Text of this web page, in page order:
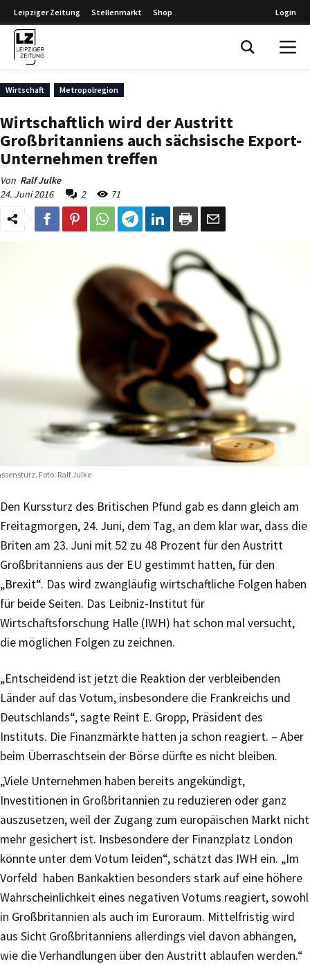
Leipziger Zeitung Stellenmarkt Shop Login
Wirtschaft Metropolregion
Wirtschaftlich wird der Austritt
Großbritanniens auch sächsische Export-
Unternehmen treffen
Von Ralf Julke
24. Juni 2016
2 71
Foto: Ralf Julke
Den Kurssturz des Britischen Pfund gab es dann gleich am
Freitagmorgen, 24. Juni, dem Tag, an dem klar war, dass die
Briten am 23. Juni mit 52 zu 48 Prozent für den Austritt
Großbritanniens aus der EU gestimmt hatten, für den
„Brexit“. Das wird zwangläufig wirtschaftliche Folgen haben
für beide Seiten. Das Leibniz-Institut für
Wirtschaftsforschung Halle (IWH) hat schon mal versucht,
die möglichen Folgen zu zeichnen.
„Entscheidend ist jetzt die Reaktion der verbleibenden
Länder auf das Votum, insbesondere die Frankreichs und
Deutschlands“, sagte Reint E. Gropp, Präsident des
Instituts. Die Finanzmärkte hatten ja schon reagiert. – Aber
beim Überraschtsein der Börse dürfte es nicht bleiben.
„Viele Unternehmen haben bereits angekündigt,
Investitionen in Großbritannien zu reduzieren oder ganz
auszusetzen, weil der Zugang zum europäischen Markt nicht
mehr gesichert ist. Insbesondere der Finanzplatz London
könnte unter dem Votum leiden“, schätzt das IWH ein. „Im
Vorfeld haben Bankaktien besonders stark auf eine höhere
Wahrscheinlichkeit eines negativen Votums reagiert, sowohl
in Großbritannien als auch im Euroraum. Mittelfristig wird
aus Sicht Großbritanniens allerdings viel davon abhängen,
wie die Verhandlungen über den Austritt ablaufen werden.“